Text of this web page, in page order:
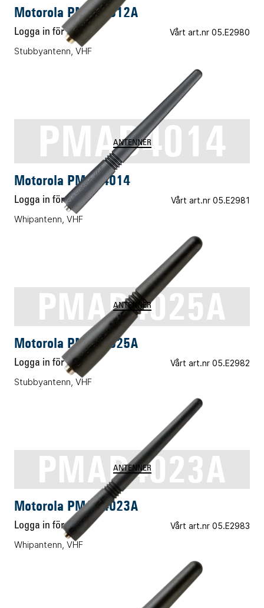
Motorola PMAD4012A
Logga in för pris Vårt art.nr 05.E2980
Stubbyantenn, VHF
PMAD4014
ANTENNER
Motorola PMAD4014
Logga in för pris Vårt art.nr 05.E2981
Whipantenn, VHF
PMAD4025A
ANTENNER
Motorola PMAD4025A
Logga in för pris Vårt art.nr 05.E2982
Stubbyantenn, VHF
PMAD4023A
ANTENNER
Motorola PMAD4023A
Logga in för pris Vårt art.nr 05.E2983
Whipantenn, VHF